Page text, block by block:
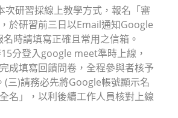
次研習採線上教學方式，報名「審
於研習前三日以Email通知Google
時請填寫正確且常用之信箱。
分登入google meet準時上線，
成填寫回饋問卷，全程參與者核予
(三)請務必先將Google帳號顯示名
名」，以利後續工作人員核對上線